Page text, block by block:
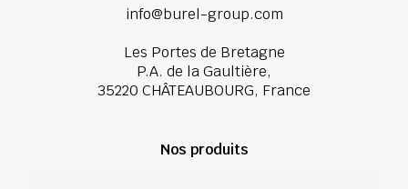
info@burel-group.com
Les Portes de Bretagne
P.A. de la Gaultière,
35220 CHÂTEAUBOURG, France
Nos produits